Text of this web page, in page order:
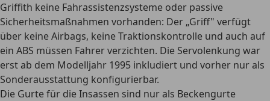
Griffith keine Fahrassistenzsysteme oder passive
Sicherheitsmaßnahmen vorhanden: Der „Griff" verfügt
über keine Airbags, keine Traktionskontrolle und auch auf
ein ABS müssen Fahrer verzichten. Die Servolenkung war
erst ab dem Modelljahr 1995 inkludiert und vorher nur als
Sonderausstattung konfigurierbar.
Die Gurte für die Insassen sind nur als Beckengurte